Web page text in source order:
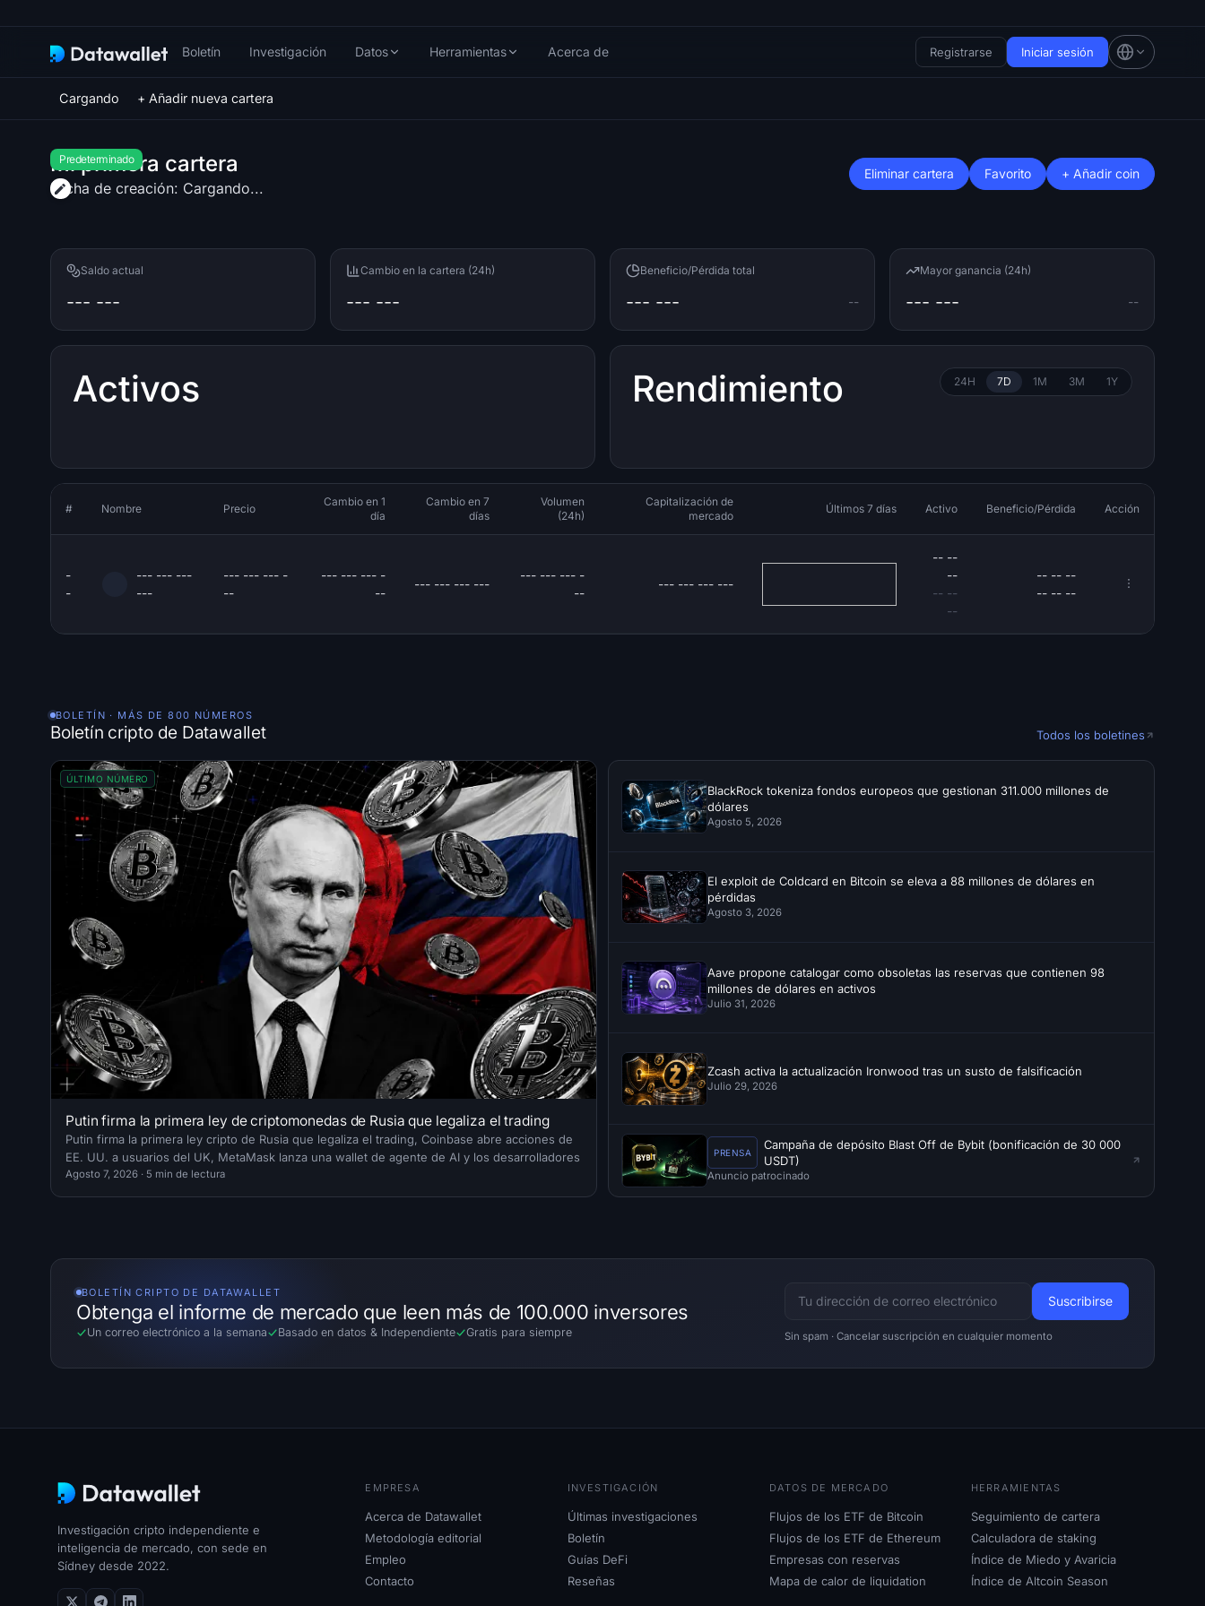
Boletín Investigación Datos Herramientas Acerca de Registrarse Iniciar sesión
Cargando + Añadir nueva cartera
Mi primera cartera
Fecha de creación: Cargando...
Predeterminado
Eliminar cartera Favorito + Añadir coin
Saldo actual
--- ---
Cambio en la cartera (24h)
--- ---
Beneficio/Pérdida total
--- --- --
Mayor ganancia (24h)
--- --- --
Activos Rendimiento 24H 7D 1M 3M 1Y
# Nombre Precio
Cambio en 1
día
Cambio en 7
días
Volumen
(24h)
Capitalización de
mercado
Últimos 7 días Activo Beneficio/Pérdida Acción
-
-
--- --- ---
---
--- --- --- -
--
--- --- --- -
--
--- --- --- ---
--- --- --- -
--
--- --- --- ---
-- --
--
-- --
--
-- -- --
-- -- --
BOLETÍN · MÁS DE 800 NÚMEROS
Boletín cripto de Datawallet Todos los boletines
ÚLTIMO NÚMERO
Putin firma la primera ley de criptomonedas de Rusia que legaliza el trading
Putin firma la primera ley cripto de Rusia que legaliza el trading, Coinbase abre acciones de
EE. UU. a usuarios del UK, MetaMask lanza una wallet de agente de AI y los desarrolladores
señalan 85 errores de Bitcoin.
Agosto 7, 2026 · 5 min de lectura
BlackRock tokeniza fondos europeos que gestionan 311.000 millones de
dólares
Agosto 5, 2026
El exploit de Coldcard en Bitcoin se eleva a 88 millones de dólares en
pérdidas
Agosto 3, 2026
Aave propone catalogar como obsoletas las reservas que contienen 98
millones de dólares en activos
Julio 31, 2026
Zcash activa la actualización Ironwood tras un susto de falsificación
Julio 29, 2026
PRENSA
Campaña de depósito Blast Off de Bybit (bonificación de 30 000
USDT)
Anuncio patrocinado
BOLETÍN CRIPTO DE DATAWALLET
Obtenga el informe de mercado que leen más de 100.000 inversores
Un correo electrónico a la semana Basado en datos & Independiente Gratis para siempre Sin spam · Cancelar suscripción en cualquier momento
Investigación cripto independiente e
inteligencia de mercado, con sede en
Sídney desde 2022.
EMPRESA
Acerca de Datawallet
Metodología editorial
Empleo
Contacto
INVESTIGACIÓN
Últimas investigaciones
Boletín
Guías DeFi
Reseñas
DATOS DE MERCADO
Flujos de los ETF de Bitcoin
Flujos de los ETF de Ethereum
Empresas con reservas
Mapa de calor de liquidation
HERRAMIENTAS
Seguimiento de cartera
Calculadora de staking
Índice de Miedo y Avaricia
Índice de Altcoin Season